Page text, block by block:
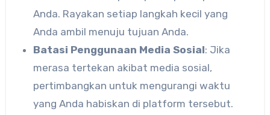
Anda. Rayakan setiap langkah kecil yang
Anda ambil menuju tujuan Anda.
Batasi Penggunaan Media Sosial: Jika
merasa tertekan akibat media sosial,
pertimbangkan untuk mengurangi waktu
yang Anda habiskan di platform tersebut.